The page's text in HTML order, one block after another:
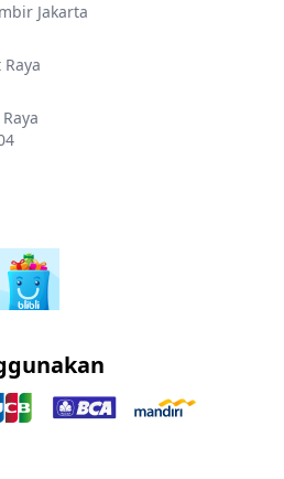
Jakarta